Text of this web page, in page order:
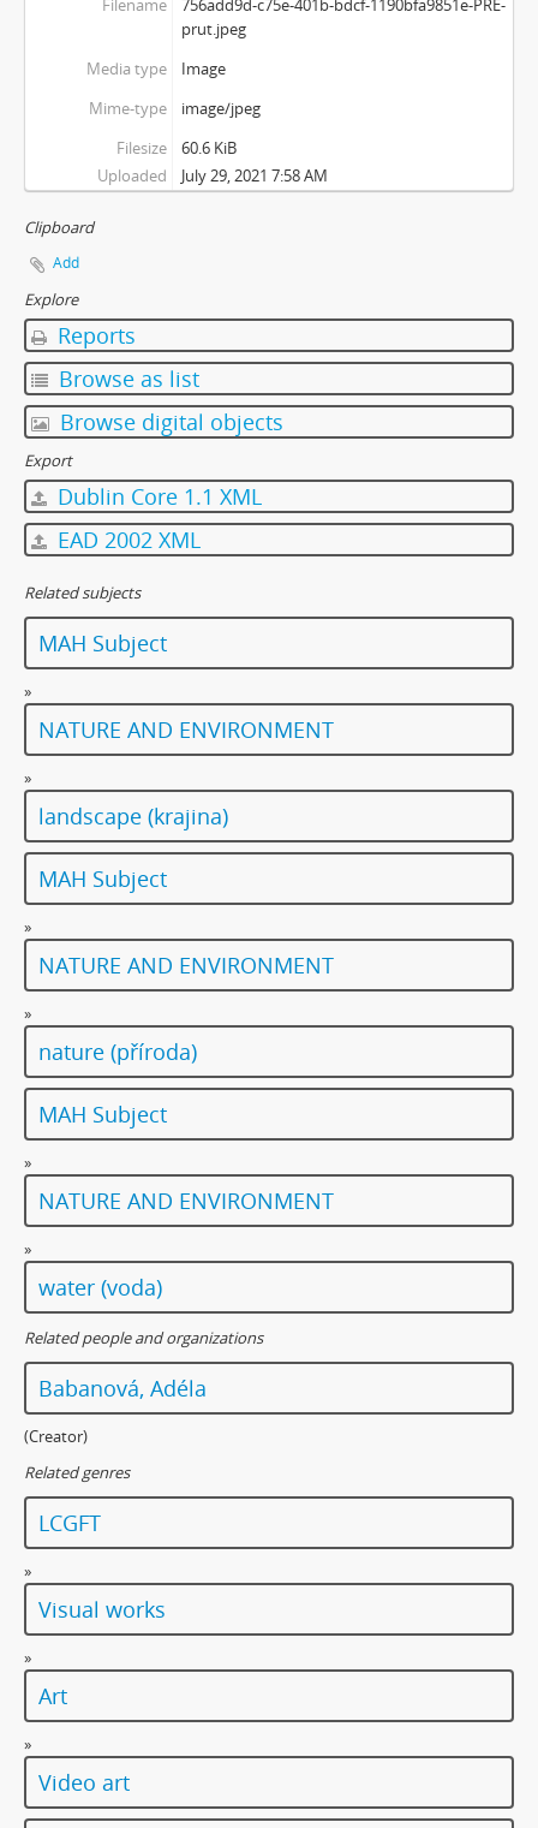
[Subseries] Meditace
[Subseries] O velikosti významu
[Subseries] Dead or Alive 2
[Subseries] Bílá skála
[Subseries] Lampyris
[Subseries] Marienbad
[Subseries] Kosmické turbulence
[Subseries] Cosmos – Křižíkova fontána
Filename
756add9d-c75e-401b-bdcf-1190bfa9851e-PRE-
prut.jpeg
Media type
Image
Mime-type
image/jpeg
Filesize
60.6 KiB
Uploaded
July 29, 2021 7:58 AM
Clipboard
Add
Explore
Reports
Browse as list
Browse digital objects
Export
Dublin Core 1.1 XML
EAD 2002 XML
Related subjects
MAH Subject
»
NATURE AND ENVIRONMENT
»
landscape (krajina)
MAH Subject
»
NATURE AND ENVIRONMENT
»
nature (příroda)
MAH Subject
»
NATURE AND ENVIRONMENT
»
water (voda)
Related people and organizations
Babanová, Adéla
(Creator)
Related genres
LCGFT
»
Visual works
»
Art
»
Video art